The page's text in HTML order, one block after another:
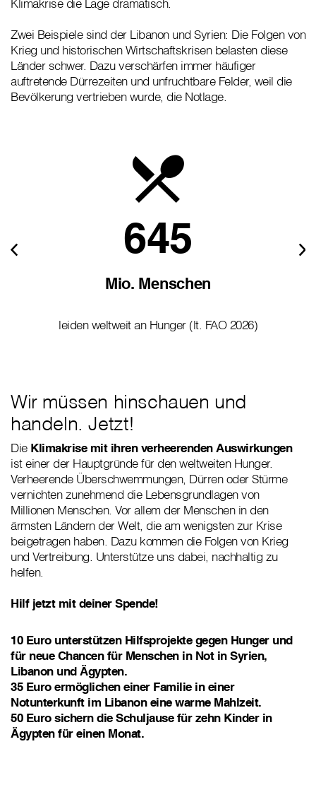
Klimakrise die Lage dramatisch.
Zwei Beispiele sind der Libanon und Syrien: Die Folgen von
Krieg und historischen Wirtschaftskrisen belasten diese
Länder schwer. Dazu verschärfen immer häufiger
auftretende Dürrezeiten und unfruchtbare Felder, weil die
Bevölkerung vertrieben wurde, die Notlage.
645
Mio. Menschen
leiden weltweit an Hunger (lt. FAO 2026)
Wir müssen hinschauen und
handeln. Jetzt!
Die Klimakrise mit ihren verheerenden Auswirkungen
ist einer der Hauptgründe für den weltweiten Hunger.
Verheerende Überschwemmungen, Dürren oder Stürme
vernichten zunehmend die Lebensgrundlagen von
Millionen Menschen. Vor allem der Menschen in den
ärmsten Ländern der Welt, die am wenigsten zur Krise
beigetragen haben. Dazu kommen die Folgen von Krieg
und Vertreibung. Unterstütze uns dabei, nachhaltig zu
helfen.
Hilf jetzt mit deiner Spende!
10 Euro unterstützen Hilfsprojekte gegen Hunger und
für neue Chancen für Menschen in Not in Syrien,
Libanon und Ägypten.
35 Euro ermöglichen einer Familie in einer
Notunterkunft im Libanon eine warme Mahlzeit.
50 Euro sichern die Schuljause für zehn Kinder in
Ägypten für einen Monat.